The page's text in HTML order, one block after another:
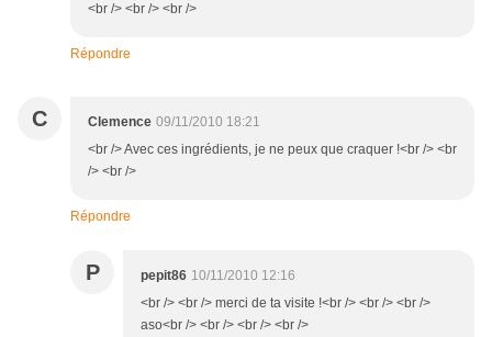
<br /> <br /> <br />
Répondre
C Clemence 09/11/2010 18:21
<br /> Avec ces ingrédients, je ne peux que craquer !<br /> <br
/> <br />
Répondre
P pepit86 10/11/2010 12:16
<br /> <br /> merci de ta visite !<br /> <br /> <br />
aso<br /> <br /> <br /> <br />